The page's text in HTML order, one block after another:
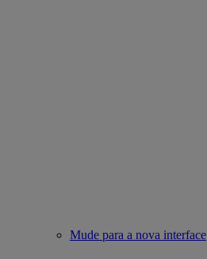
Mude para a nova interface